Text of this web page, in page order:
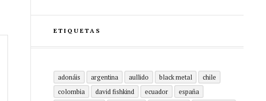
ETIQUETAS
adonáis argentina aullido black metal
chile
colombia
david fishkind ecuador
españa